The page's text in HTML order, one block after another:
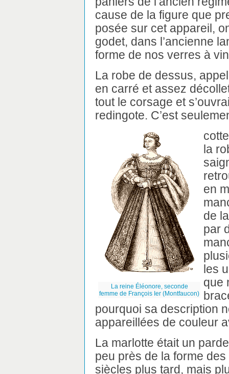
cause de la figure que
posée sur cet appareil,
godet, dans l’ancienne
forme de nos verres à
La robe de dessus,
en carré et assez
tout le corsage et
redingote. C’est
La reine Éléonore, seconde
femme de François Ier (Montfaucon)
la
en
de
par
les
que
pourquoi sa description
appareillées de couleur
La marlotte était un
peu près de la forme
siècles plus tard, mais